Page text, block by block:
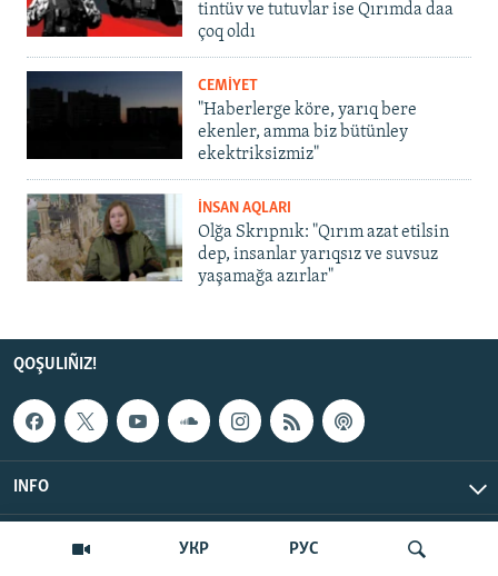
УКР РУС
tintüv ve tutuvlar ise Qırımda daa
çoq oldı
CEMİYET
"Haberlerge köre, yarıq bere
ekenler, amma biz bütünley
ekektriksizmiz"
İNSAN AQLARI
Olğa Skrıpnık: "Qırım azat etilsin
dep, insanlar yarıqsız ve suvsuz
yaşamağa azırlar"
QOŞULIÑIZ!
INFO
© Qırım.Aqiqat, 2026 | All Rights Reserved.